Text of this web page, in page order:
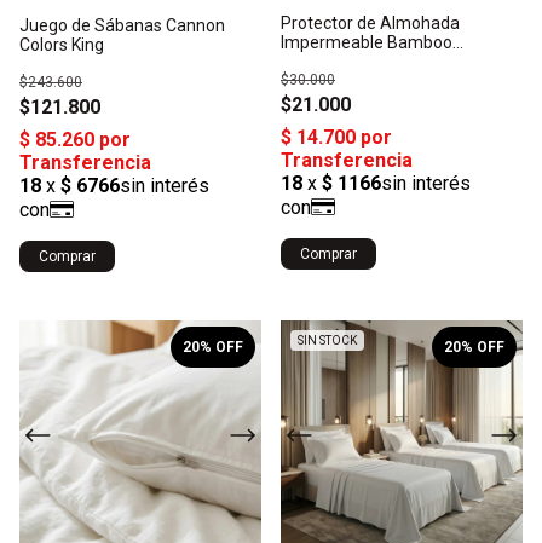
Juego de Sábanas Cannon
Colors King
$121.800
$243.600
Comprar
Protector de Almohada
Impermeable Bamboo
$21.000
$30.000
Comprar
1/3
20% OFF 1/6
SIN STOCK 20% OFF